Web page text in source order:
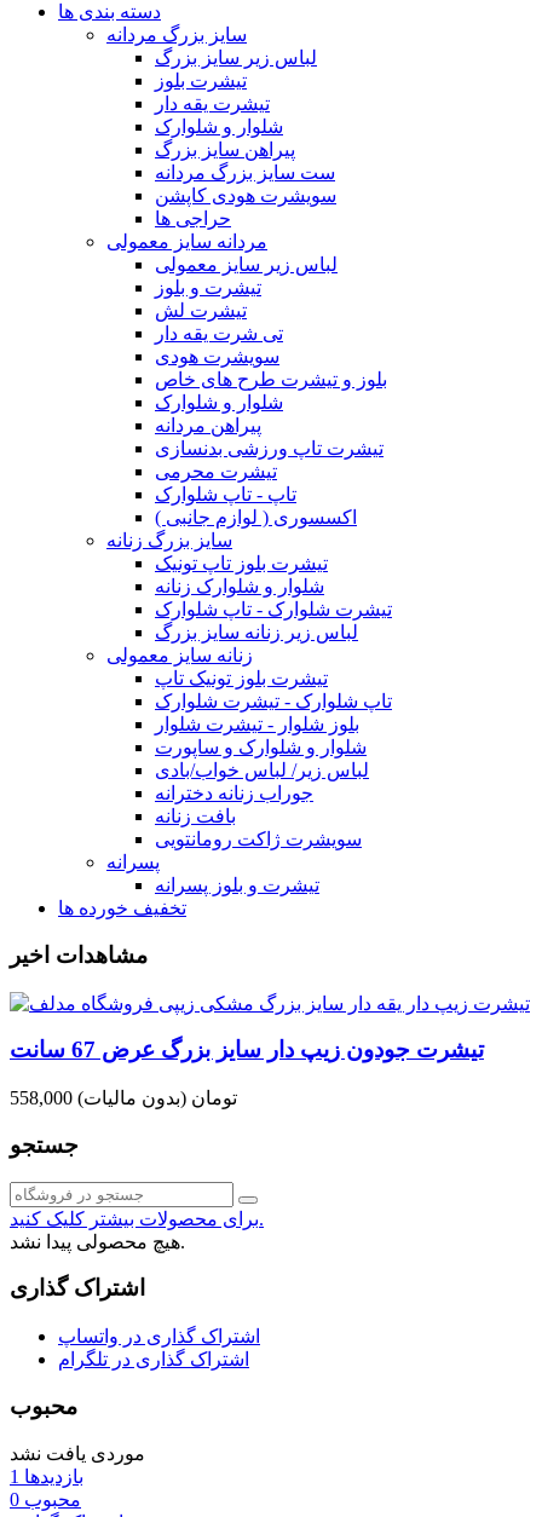
دسته بندی ها
سایز بزرگ مردانه
لباس زیر سایز بزرگ
تیشرت بلوز
تیشرت یقه دار
شلوار و شلوارک
پیراهن سایز بزرگ
ست سایز بزرگ مردانه
سویشرت هودی کاپشن
حراجی ها
مردانه سایز معمولی
لباس زیر سایز معمولی
تیشرت و بلوز
تیشرت لش
تی شرت یقه دار
سویشرت هودی
بلوز و تیشرت طرح های خاص
شلوار و شلوارک
پیراهن مردانه
تیشرت تاپ ورزشی بدنسازی
تیشرت محرمی
تاپ - تاپ شلوارک
اکسسوری ( لوازم جانبی )
سایز بزرگ زنانه
تیشرت بلوز تاپ تونیک
شلوار و شلوارک زنانه
تیشرت شلوارک - تاپ شلوارک
لباس زیر زنانه سایز بزرگ
زنانه سایز معمولی
تیشرت بلوز تونیک تاپ
تاپ شلوارک - تیشرت شلوارک
بلوز شلوار - تیشرت شلوار
شلوار و شلوارک و ساپورت
لباس زیر/ لباس خواب/بادی
جوراب زنانه دخترانه
بافت زنانه
سویشرت ژاکت رومانتویی
پسرانه
تیشرت و بلوز پسرانه
تخفیف خورده ها
مشاهدات اخیر
تیشرت جودون زیپ دار سایز بزرگ عرض 67 سانت
558,000 تومان (بدون مالیات)
جستجو
برای محصولات بیشتر کلیک کنید.
هیچ محصولی پیدا نشد.
اشتراک گذاری
اشتراک گذاری در واتساپ
اشتراک گذاری در تلگرام
محبوب
موردی یافت نشد
بازدیدها 1
محبوب 0